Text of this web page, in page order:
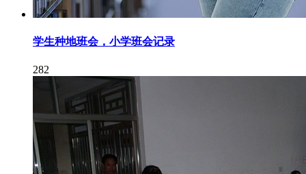
学生种地班会，小学班会记录
282